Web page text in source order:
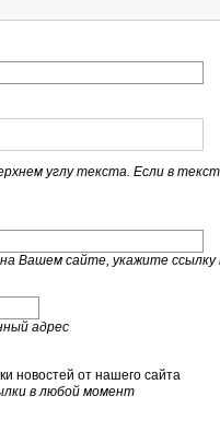
углу текста. Если в
Вашем сайте, укажите ссылку
адрес
новостей от нашего сайта
в любой момент